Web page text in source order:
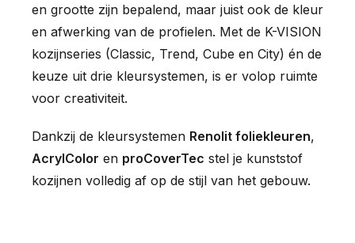
en grootte zijn bepalend, maar juist ook de kleur
en afwerking van de profielen. Met de K-VISION
kozijnseries (Classic, Trend, Cube en City) én de
keuze uit drie kleursystemen, is er volop ruimte
voor creativiteit.
Dankzij de kleursystemen Renolit foliekleuren,
AcrylColor en proCoverTec stel je kunststof
kozijnen volledig af op de stijl van het gebouw.